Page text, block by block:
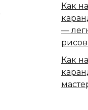
Как
—
Как